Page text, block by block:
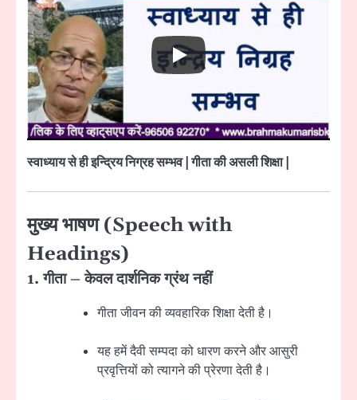
स्वाध्याय से ही इन्द्रिय निग्रह सम्भव | गीता की असली शिक्षा |
मुख्य भाषण (Speech with
Headings)
1. गीता – केवल दार्शनिक ग्रंथ नहीं
गीता जीवन की व्यवहारिक शिक्षा देती है।
यह हमें दैवी सम्पदा को धारण करने और आसुरी
प्रवृत्तियों को त्यागने की प्रेरणा देती है।